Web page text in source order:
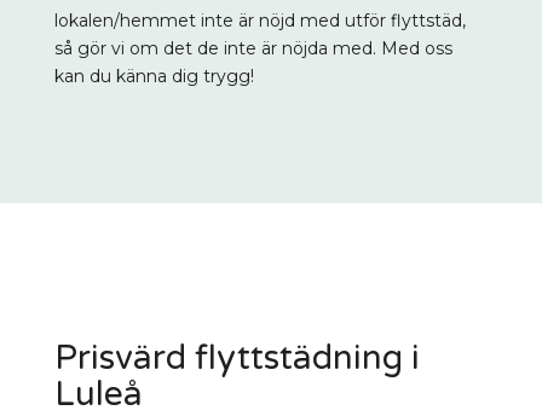
lokalen/hemmet inte är nöjd med utför flyttstäd,
så gör vi om det de inte är nöjda med. Med oss
kan du känna dig trygg!
Prisvärd flyttstädning i
Luleå